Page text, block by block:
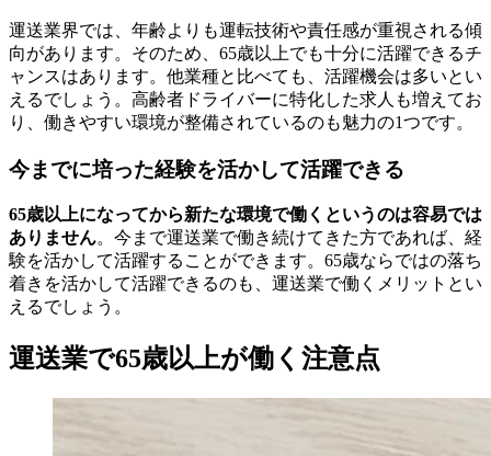
運送業界では、年齢よりも運転技術や責任感が重視される傾
向があります。そのため、65歳以上でも十分に活躍できるチ
ャンスはあります。他業種と比べても、活躍機会は多いとい
えるでしょう。高齢者ドライバーに特化した求人も増えてお
り、働きやすい環境が整備されているのも魅力の1つです。
今までに培った経験を活かして活躍できる
65歳以上になってから新たな環境で働くというのは容易では
ありません。今まで運送業で働き続けてきた方であれば、経
験を活かして活躍することができます。65歳ならではの落ち
着きを活かして活躍できるのも、運送業で働くメリットとい
えるでしょう。
運送業で65歳以上が働く注意点